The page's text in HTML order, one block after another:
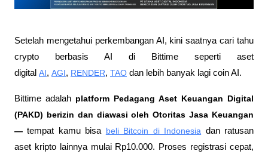
Setelah mengetahui perkembangan AI, kini saatnya cari tahu
crypto berbasis AI di Bittime seperti aset
digital AI, AGI, RENDER, TAO dan lebih banyak lagi coin AI.
Bittime adalah platform Pedagang Aset Keuangan Digital
(PAKD) berizin dan diawasi oleh Otoritas Jasa Keuangan
— tempat kamu bisa beli Bitcoin di Indonesia dan ratusan
aset kripto lainnya mulai Rp10.000. Proses registrasi cepat,